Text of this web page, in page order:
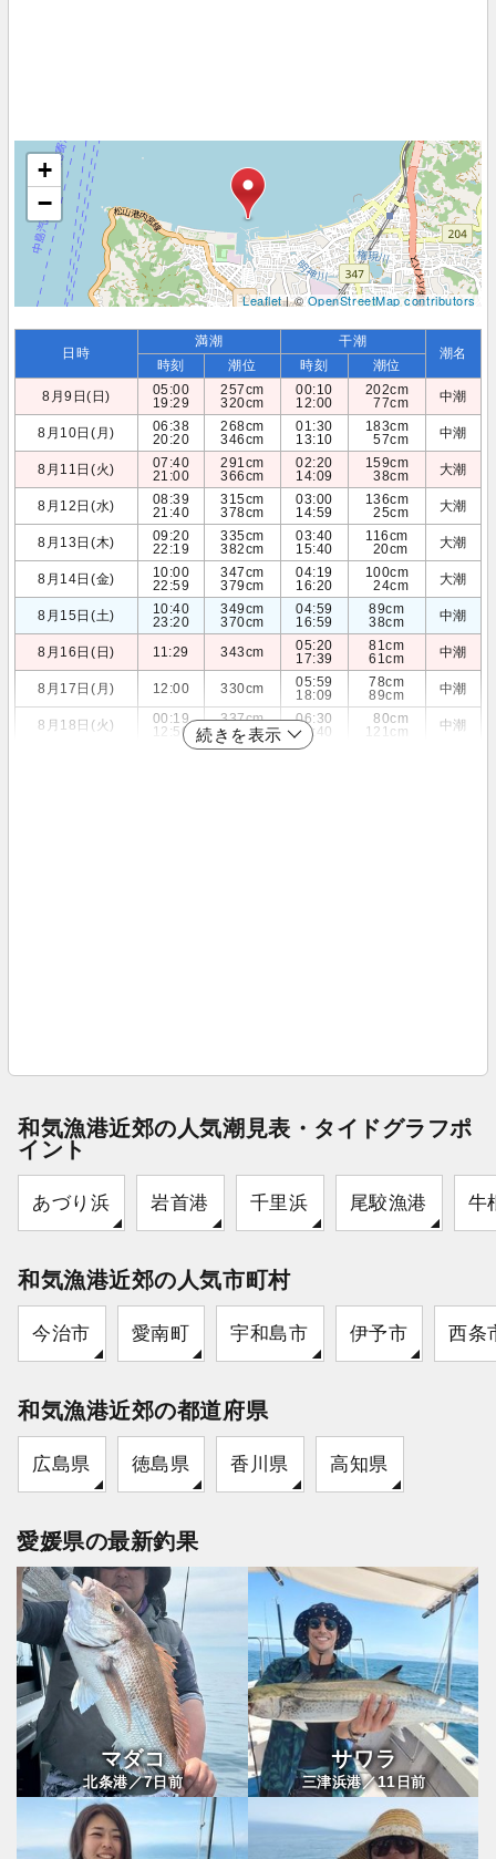
+
−
Leaflet| ©OpenStreetMap contributors
日時
満潮 干潮
潮名
時刻 潮位 時刻
潮位
8月9日(日)
05:00
19:29
257cm
320cm
00:10
12:00
202cm
77cm
中潮
8月10日(月)
06:38
20:20
268cm
346cm
01:30
13:10
183cm
57cm
中潮
8月11日(火)
07:40
21:00
291cm
366cm
02:20
14:09
159cm
38cm
大潮
8月12日(水)
08:39
21:40
315cm
378cm
03:00
14:59
136cm
25cm
大潮
8月13日(木)
09:20
22:19
335cm
382cm
03:40
15:40
116cm
20cm
大潮
8月14日(金)
10:00
22:59
347cm
379cm
04:19
16:20
100cm
24cm
大潮
8月15日(土)
10:40
23:20
349cm
370cm
04:59
16:59
89cm
38cm
中潮
8月16日(日) 11:29 343cm
05:20
17:39
81cm
61cm
中潮
8月17日(月) 12:00 330cm
05:59
18:09
78cm
89cm
中潮
8月18日(火)
00:19
12:50
337cm
311cm
06:30
18:40
80cm
121cm
中潮
続きを表示
和気漁港近郊の人気潮見表・タイドグラフポ
イント
あづり浜 岩首港 千里浜 尾駮漁港 牛
和気漁港近郊の人気市町村
今治市 愛南町 宇和島市 伊予市 西条
和気漁港近郊の都道府県
広島県 徳島県 香川県 高知県
愛媛県の最新釣果
マダコ
北条港／7日前
サワラ
三津浜港／11 日前